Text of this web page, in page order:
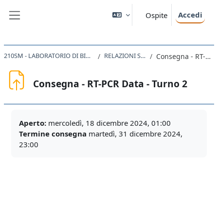
Ospite Accedi
210SM - LABORATORIO DI BIOLOGIA MOLECOLARE 2024 RELAZIONI SECONDA PARTE Consegna - RT-PCR Data - Turno 2
Consegna - RT-PCR Data - Turno 2
Aperto: mercoledì, 18 dicembre 2024, 01:00
Termine consegna martedì, 31 dicembre 2024,
23:00